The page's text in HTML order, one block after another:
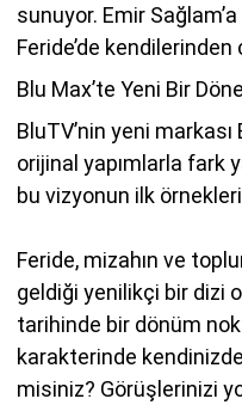
sunuyor. Emir
Feride’de
Blu Max’te Yeni Bir
BluTV’nin yeni
orijinal yapımlarla fark
bu vizyonun ilk
Feride, mizahın ve
geldiği yenilikçi bir dizi
tarihinde bir dönüm
karakterinde
misiniz? Görüşlerinizi